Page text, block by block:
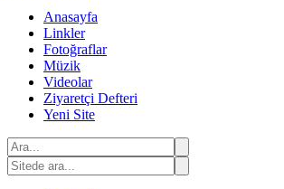
Anasayfa
Linkler
Fotoğraflar
Müzik
Videolar
Ziyaretçi Defteri
Yeni Site